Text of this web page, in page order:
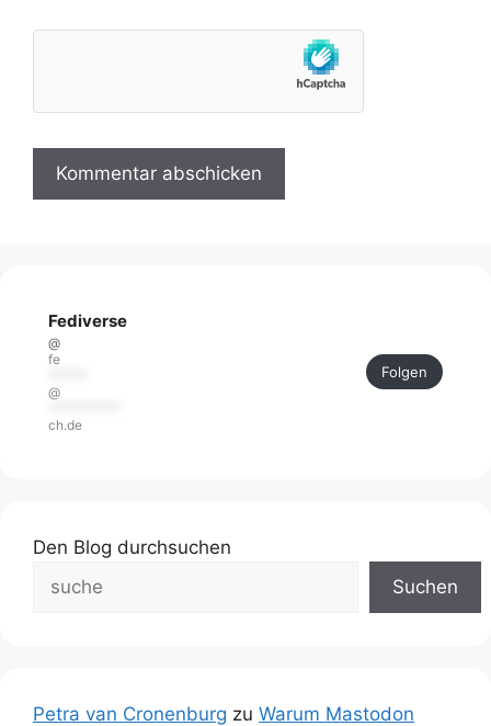
Fediverse
@
fe
@
ch.de
Folgen
Den Blog durchsuchen
Suchen
Petra van Cronenburg zu Warum Mastodon